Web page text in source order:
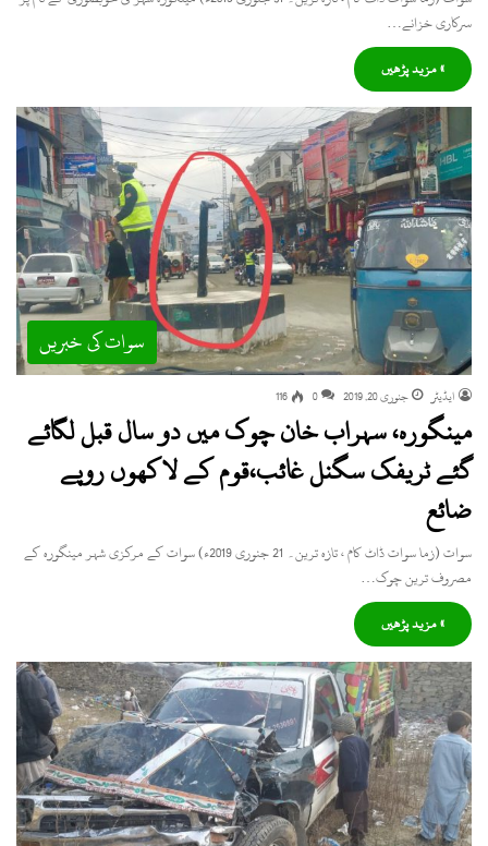
سرکاری خزانے…
» مزید پڑھیں
سوات کی خبریں
ایڈیٹر جنوری 20, 2019 0
116
مینگورہ، سہراب خان چوک میں دو سال قبل لگائے
گئے ٹریفک سگنل غائب،قوم کے لاکھوں روپے
ضائع
سوات (زما سوات ڈاٹ کام ، تازہ ترین۔ 21 جنوری 2019ء) سوات کے مرکزی شہر مینگورہ کے
مصروف ترین چوک…
» مزید پڑھیں